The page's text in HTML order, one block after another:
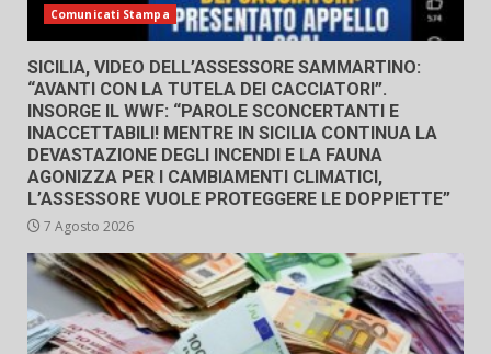
Comunicati Stampa
SICILIA, VIDEO DELL’ASSESSORE SAMMARTINO:
“AVANTI CON LA TUTELA DEI CACCIATORI”.
INSORGE IL WWF: “PAROLE SCONCERTANTI E
INACCETTABILI! MENTRE IN SICILIA CONTINUA LA
DEVASTAZIONE DEGLI INCENDI E LA FAUNA
AGONIZZA PER I CAMBIAMENTI CLIMATICI,
L’ASSESSORE VUOLE PROTEGGERE LE DOPPIETTE”
7 Agosto 2026